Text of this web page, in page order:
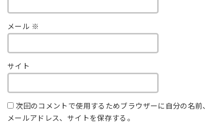
メール ※
サイト
次回のコメントで使用するためブラウザーに自分の名前、
メールアドレス、サイトを保存する。